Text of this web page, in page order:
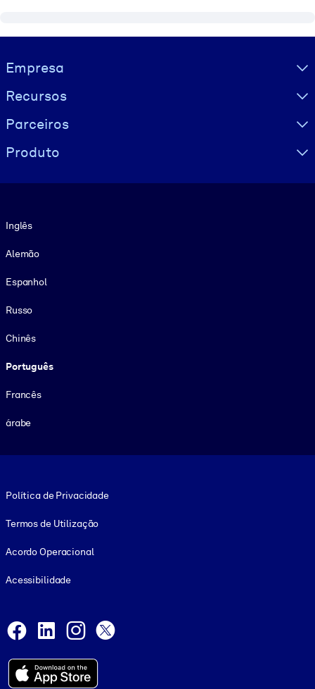
Visually hidden Text
Empresa
Recursos
Parceiros
Produto
Inglês
Alemão
Espanhol
Russo
Chinês
Português
Francês
árabe
Política de Privacidade
Termos de Utilização
Acordo Operacional
Acessibilidade
Facebook
LinkedInInstagram